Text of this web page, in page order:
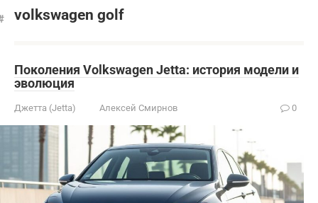
volkswagen golf
Поколения Volkswagen Jetta: история модели и
эволюция
Джетта (Jetta) Алексей Смирнов 0